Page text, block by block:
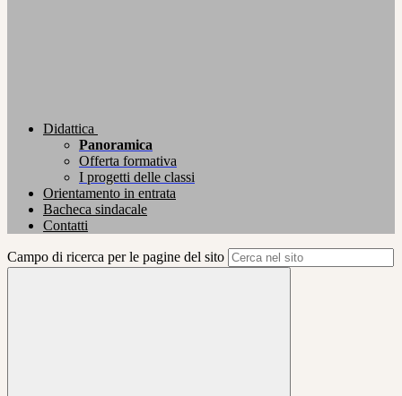
Didattica
Panoramica
Offerta formativa
I progetti delle classi
Orientamento in entrata
Bacheca sindacale
Contatti
Campo di ricerca per le pagine del sito